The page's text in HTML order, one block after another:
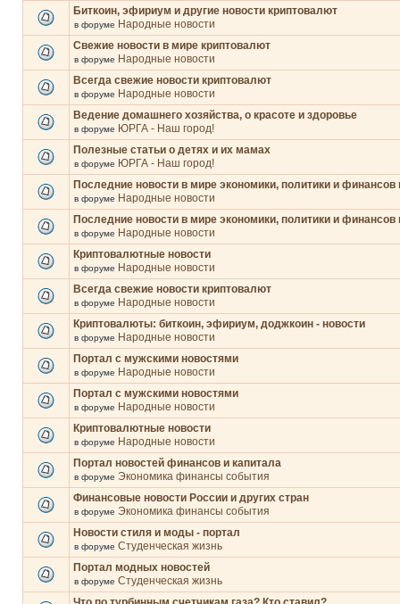
Биткоин, эфириум и другие новости криптовалют
в форуме Народные новости
Свежие новости в мире криптовалют
в форуме Народные новости
Всегда свежие новости криптовалют
в форуме Народные новости
Ведение домашнего хозяйства, о красоте и здоровье
в форуме ЮРГА - Наш город!
Полезные статьи о детях и их мамах
в форуме ЮРГА - Наш город!
Последние новости в мире экономики, политики и финансов
в форуме Народные новости
Последние новости в мире экономики, политики и финансов
в форуме Народные новости
Криптовалютные новости
в форуме Народные новости
Всегда свежие новости криптовалют
в форуме Народные новости
Криптовалюты: биткоин, эфириум, доджкоин - новости
в форуме Народные новости
Портал с мужскими новостями
в форуме Народные новости
Портал с мужскими новостями
в форуме Народные новости
Криптовалютные новости
в форуме Народные новости
Портал новостей финансов и капитала
в форуме Экономика финансы события
Финансовые новости России и других стран
в форуме Экономика финансы события
Новости стиля и моды - портал
в форуме Студенческая жизнь
Портал модных новостей
в форуме Студенческая жизнь